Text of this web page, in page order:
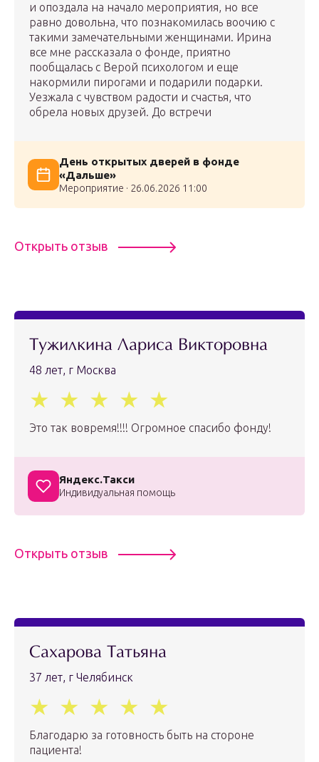
и опоздала на начало мероприятия, но все
равно довольна, что познакомилась воочию с
такими замечательными женщинами. Ирина
все мне рассказала о фонде, приятно
пообщалась с Верой психологом и еще
накормили пирогами и подарили подарки.
Уезжала с чувством радости и счастья, что
обрела новых друзей. До встречи
День открытых дверей в фонде
«Дальше»
Мероприятие · 26.06.2026 11:00
Открыть отзыв
Тужилкина Лариса Викторовна
48 лет, г Москва
Это так вовремя!!!! Огромное спасибо фонду!
Яндекс.Такси
Индивидуальная помощь
Открыть отзыв
Сахарова Татьяна
37 лет, г Челябинск
Благодарю за готовность быть на стороне
пациента!